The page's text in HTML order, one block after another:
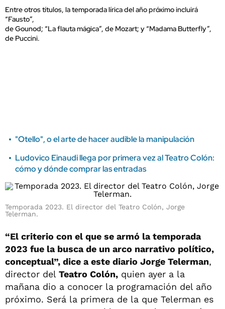
Entre otros títulos, la temporada lírica del año próximo incluirá
“Fausto”,
de Gounod; “La flauta mágica”, de Mozart; y “Madama Butterfly”,
de Puccini.
"Otello", o el arte de hacer audible la manipulación
Ludovico Einaudi llega por primera vez al Teatro Colón:
cómo y dónde comprar las entradas
Temporada 2023. El director del Teatro Colón, Jorge
Telerman.
“El criterio con el que se armó la temporada
2023 fue la busca de un arco narrativo político,
conceptual”, dice a este diario Jorge Telerman,
director del Teatro Colón, quien ayer a la
mañana dio a conocer la programación del año
próximo. Será la primera de la que Telerman es